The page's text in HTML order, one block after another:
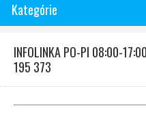
Kategórie
INFOLINKA PO-PI 08:00-
195 373